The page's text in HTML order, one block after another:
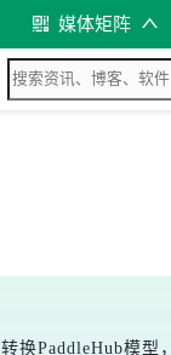
媒体矩阵
换PaddleHub模型